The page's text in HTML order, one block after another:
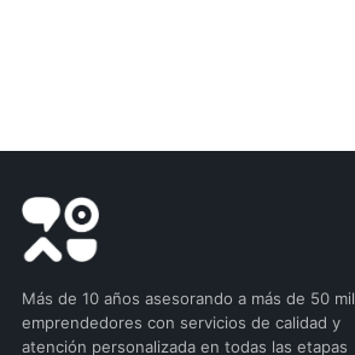
Más de 10 años asesorando a más de 50 mil
emprendedores con servicios de calidad y
atención personalizada en todas las etapas